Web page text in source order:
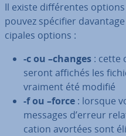
Il existe dif­fé­rentes
pouvez spécifier
ci­pales options :
-c ou –changes : cette
seront affichés les
vraiment été modifié
-f ou –force : lorsque
messages d’erreur
ca­tion avortées sont